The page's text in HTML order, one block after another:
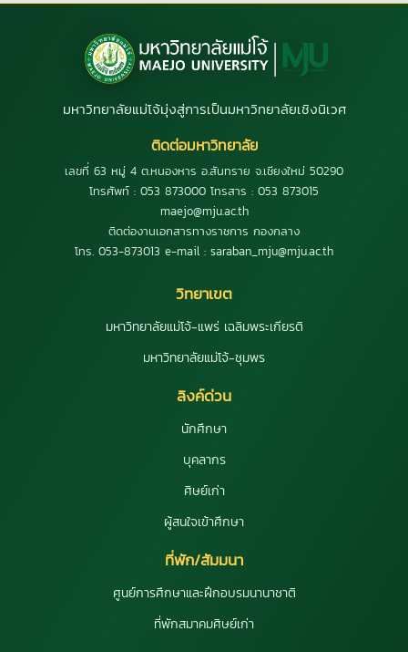
มหาวิทยาลัยแม่โจ้มุ่งสู่การเป็นมหาวิทยาลัยเชิงนิเวศ
ติดต่อมหาวิทยาลัย
เลขที่ 63 หมู่ 4 ต.หนองหาร อ.สันทราย จ.เชียงใหม่ 50290
โทรศัพท์ : 053 873000 โทรสาร : 053 873015
maejo@mju.ac.th
ติดต่องานเอกสารทางราชการ กองกลาง
โทร. 053-873013 e-mail : saraban_mju@mju.ac.th
วิทยาเขต
มหาวิทยาลัยแม่โจ้-แพร่ เฉลิมพระเกียรติ
มหาวิทยาลัยแม่โจ้-ชุมพร
ลิงค์ด่วน
นักศึกษา
บุคลากร
ศิษย์เก่า
ผู้สนใจเข้าศึกษา
ที่พัก/สัมมนา
ศูนย์การศึกษาและฝึกอบรมนานาชาติ
ที่พักสมาคมศิษย์เก่า